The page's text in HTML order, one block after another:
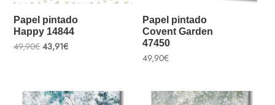
Papel pintado
Happy 14844
49,90€El
precio
43,91€El
Papel pintado
Covent Garden
47450
49,90€